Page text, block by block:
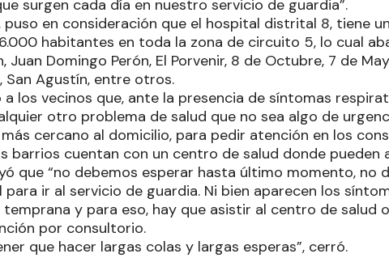
surgen cada día en nuestro servicio de guardia”.
en consideración que el hospital distrital 8, tiene
habitantes en toda la zona de circuito 5, lo cual
Juan Domingo Perón, El Porvenir, 8 de Octubre, 7 de
San Agustín, entre otros.
a los vecinos que, ante la presencia de síntomas
otro problema de salud que no sea algo de
cercano al domicilio, para pedir atención en los
barrios cuentan con un centro de salud donde pueden
que “no debemos esperar hasta último momento, no
ir al servicio de guardia. Ni bien aparecen los
y para eso, hay que asistir al centro de salud
por consultorio.
que hacer largas colas y largas esperas”, cerró.